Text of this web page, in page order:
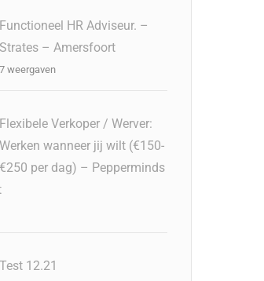
Functioneel HR Adviseur. –
Strates – Amersfoort
7 weergaven
Flexibele Verkoper / Werver:
Werken wanneer jij wilt (€150-
€250 per dag) – Pepperminds
Test 12.21